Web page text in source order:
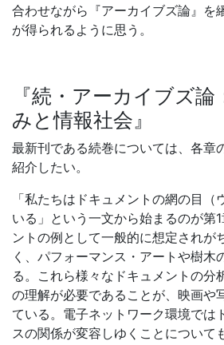
合わせながら『アーカイブズ論』を
が得られるように思う。
『続・アーカイブズ論
みと情報社会』
最新刊である続巻については、各章
紹介したい。
「私たちはドキュメントの網の目（
いる」という一文から始まるのが第
ントの例として一般的に想定されが
く、パフォーマンス・アートや樹木
る。これら様々なドキュメントの分
の理解が必要であることが、映画や
ている。電子ネットワーク環境では
スの関係が変容しゆくことについて